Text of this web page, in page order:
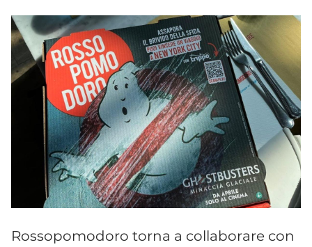
Rossopomodoro torna a collaborare con